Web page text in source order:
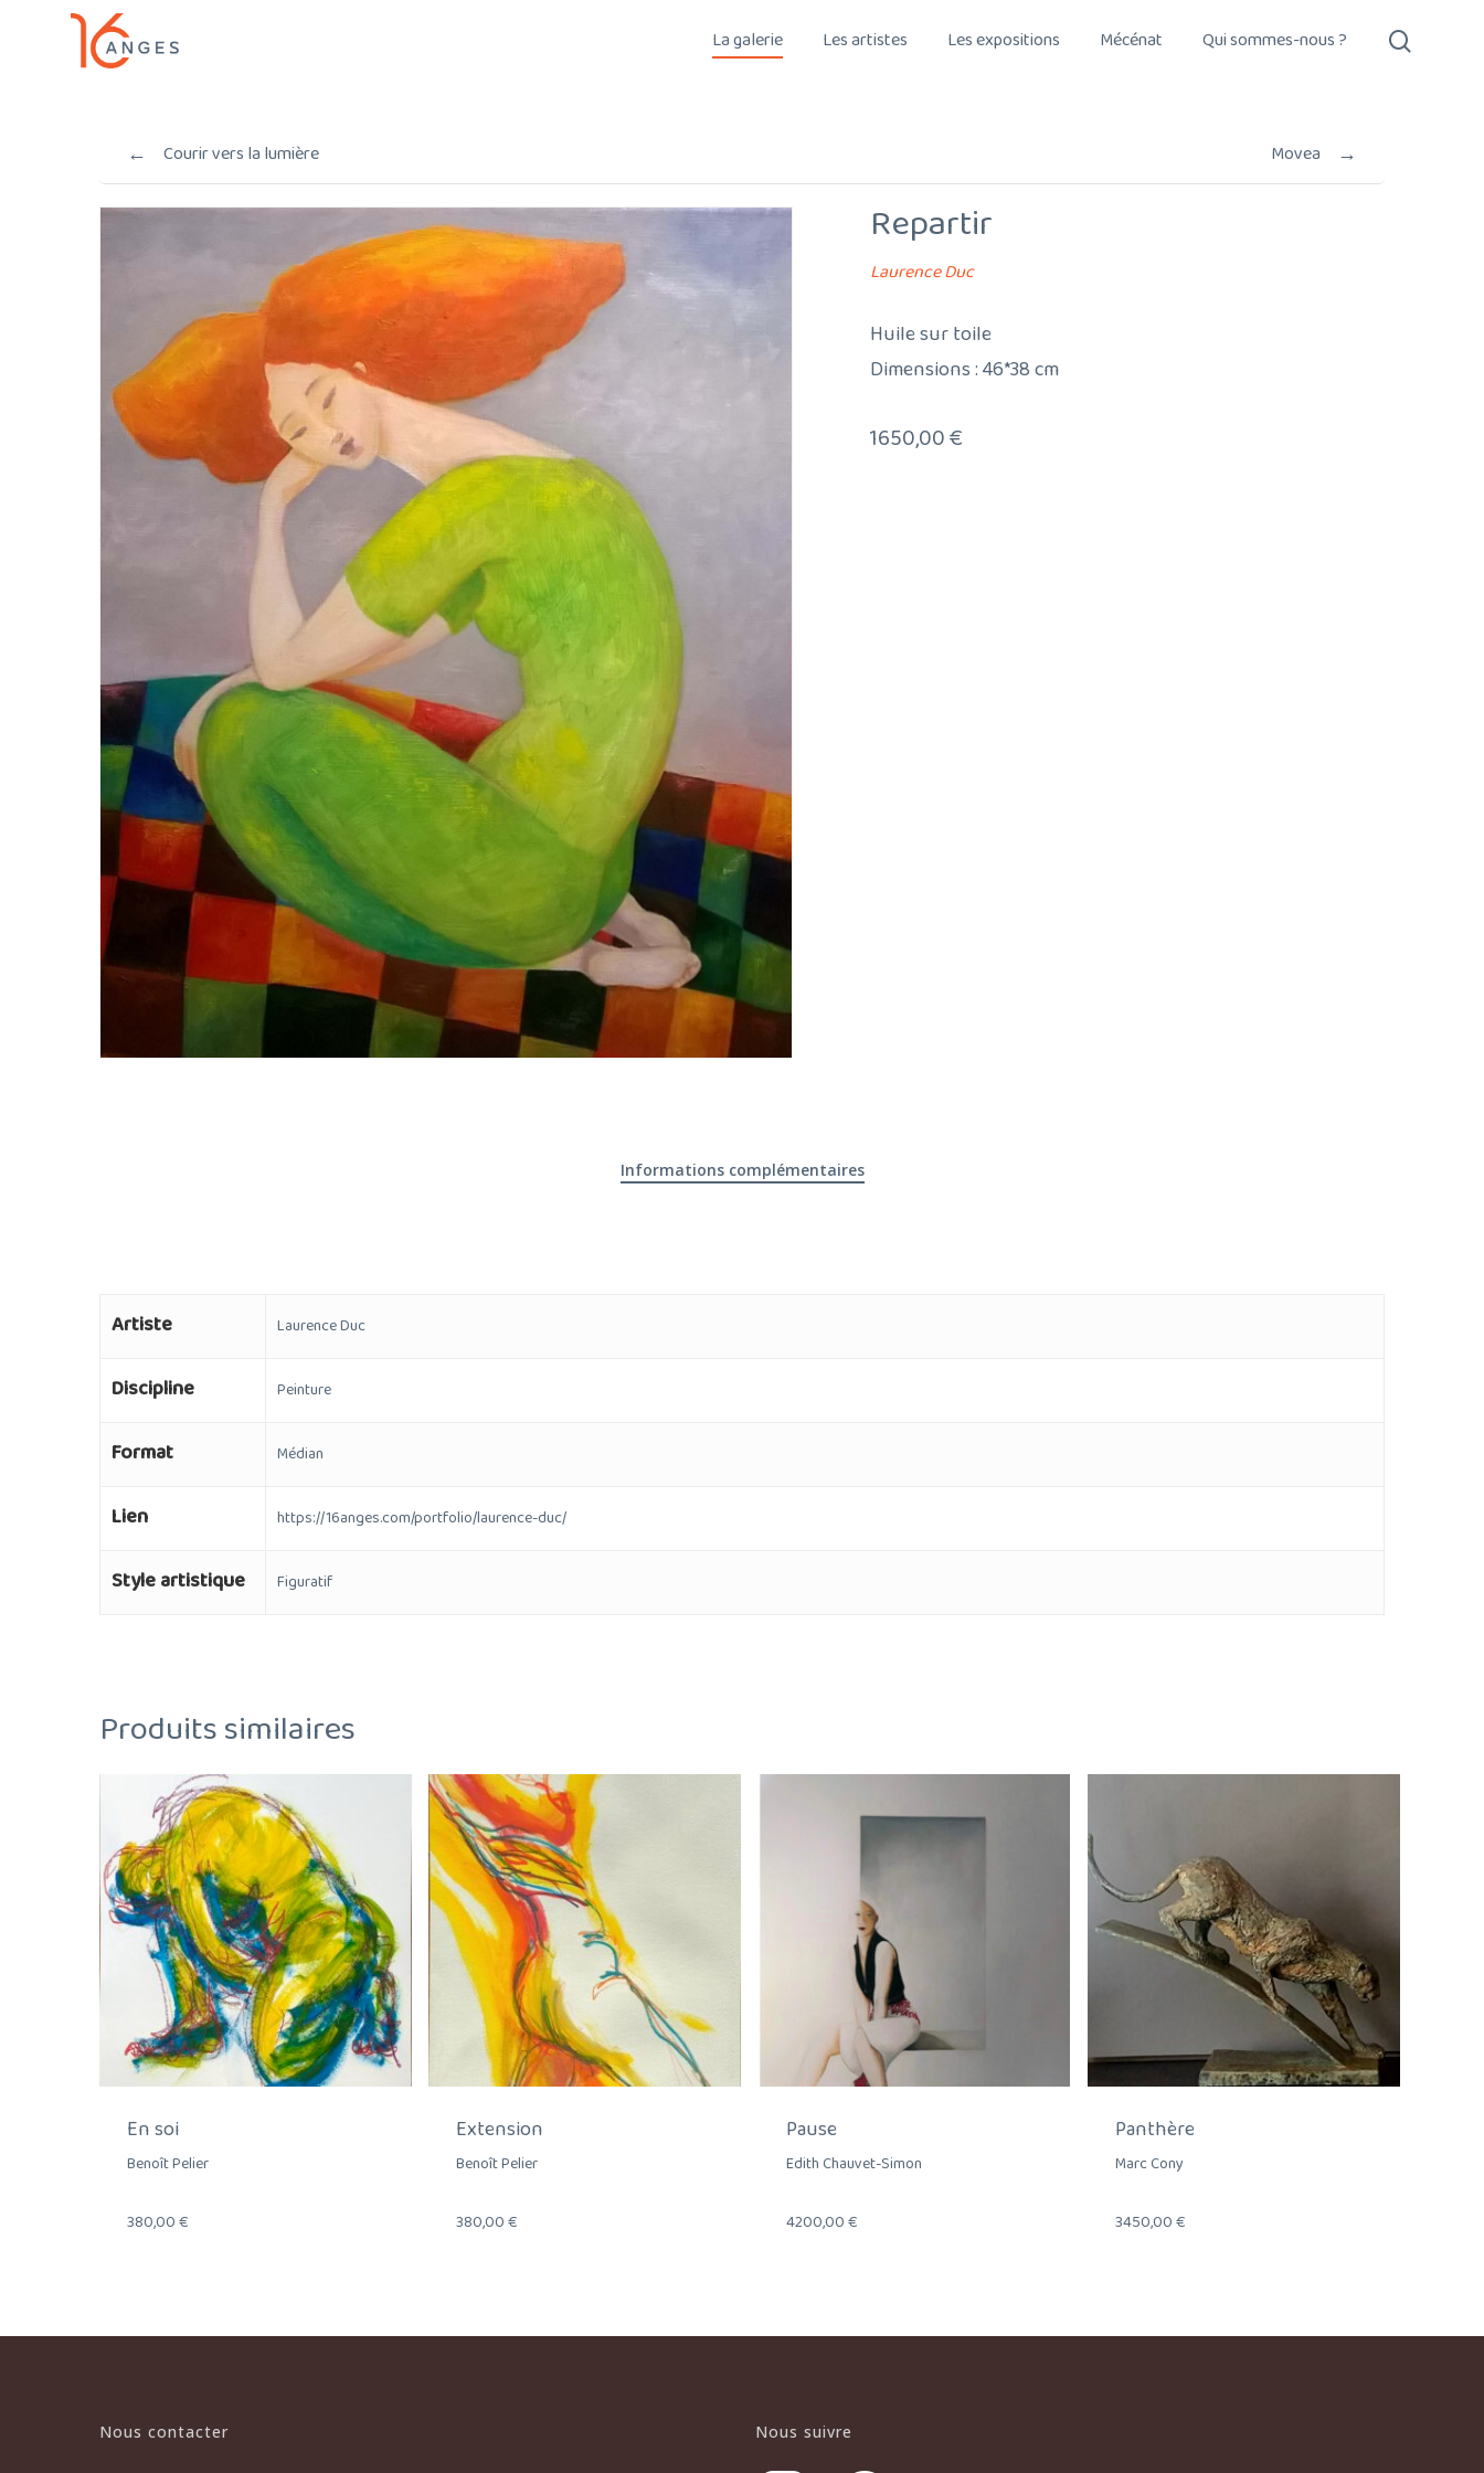
Hit enter to search or ESC to close
La galerie Les artistes Les expositions Mécénat Qui sommes-nous ?
← Courir vers la lumière Movea →
Repartir
Laurence Duc
Huile sur toile
Dimensions : 46*38 cm
1650,00€
Informations complémentaires
Artiste Laurence Duc
Discipline Peinture
Format Médian
Lien https://16anges.com/portfolio/laurence-duc/
Style artistique Figuratif
Produits similaires
En soi
Benoît Pelier
380,00€
Extension
Benoît Pelier
380,00€
Pause
Edith Chauvet-Simon
4200,00€
Panthère
Marc Cony
3450,00€
Nous contacter Nous suivre